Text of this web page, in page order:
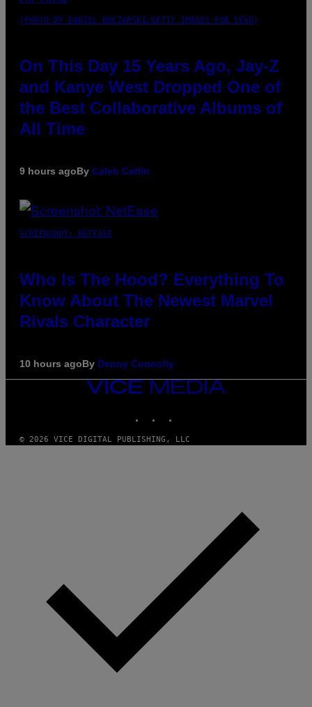
(PHOTO BY DANIEL BOCZARSKI/GETTY IMAGES FOR VEVO)
On This Day 15 Years Ago, Jay-Z
and Kanye West Dropped One of
the Best Collaborative Albums of
All Time
9 hours agoBy Caleb Catlin
SCREENSHOT: NETEASE
Who Is The Hood? Everything To
Know About The Newest Marvel
Rivals Character
10 hours agoBy Denny Connolly
VICE
© 2026 VICE DIGITAL PUBLISHING, LLC